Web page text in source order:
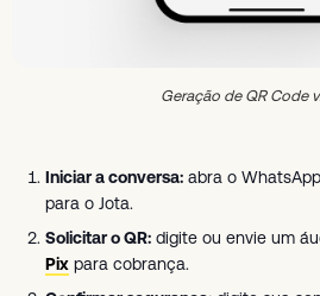
Geração de QR Code
Iniciar a conversa: abra o
para o Jota.
Solicitar o QR: digite ou envie um
Pix para cobrança.